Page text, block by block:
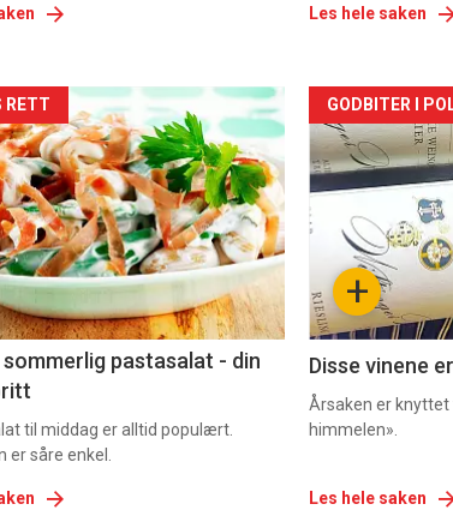
Les hele saken
RETT
sommerlig pastasalat - din
til middag er alltid populært.
er såre enkel.
Forsiden
akkurat
nå
6 +
GODBITER I
Disse vinene
Årsaken er knyttet
himmelen».
Les hele saken